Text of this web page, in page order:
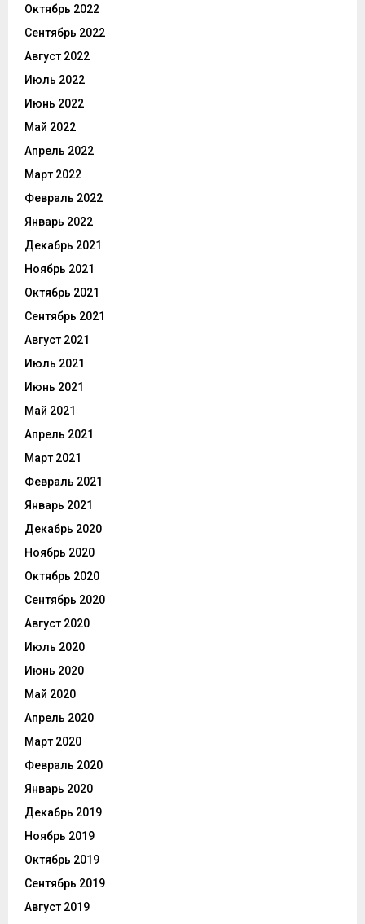
Октябрь 2022
Сентябрь 2022
Август 2022
Июль 2022
Июнь 2022
Май 2022
Апрель 2022
Март 2022
Февраль 2022
Январь 2022
Декабрь 2021
Ноябрь 2021
Октябрь 2021
Сентябрь 2021
Август 2021
Июль 2021
Июнь 2021
Май 2021
Апрель 2021
Март 2021
Февраль 2021
Январь 2021
Декабрь 2020
Ноябрь 2020
Октябрь 2020
Сентябрь 2020
Август 2020
Июль 2020
Июнь 2020
Май 2020
Апрель 2020
Март 2020
Февраль 2020
Январь 2020
Декабрь 2019
Ноябрь 2019
Октябрь 2019
Сентябрь 2019
Август 2019